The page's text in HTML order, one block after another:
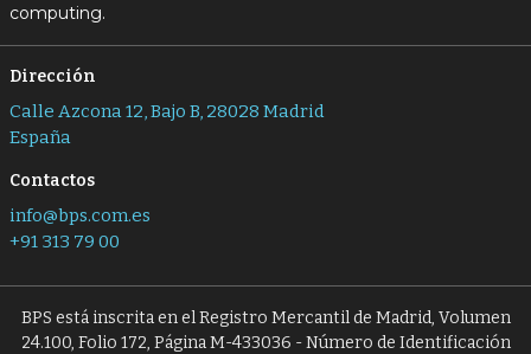
computing.
Dirección
Calle Azcona 12, Bajo B, 28028 Madrid
España
Contactos
info@bps.com.es
+91 313 79 00
BPS está inscrita en el Registro Mercantil de Madrid, Volumen
24.100, Folio 172, Página M-433036 - Número de Identificación